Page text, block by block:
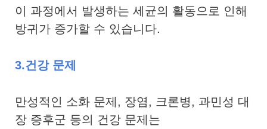
이 과정에서 발생하는 세균의 활동으로 인해
방귀가 증가할 수 있습니다.
3.건강 문제
만성적인 소화 문제, 장염, 크론병, 과민성 대
장 증후군 등의 건강 문제는